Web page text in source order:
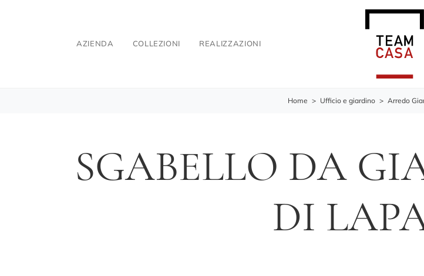
AZIENDA COLLEZIONI REALIZZAZIONI
Home > Ufficio e giardino > Arredo
SGABELLO DA
DI